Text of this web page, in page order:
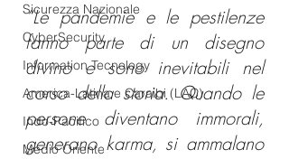
Sicurezza Nazionale
CyberSecurity
Information Tecnology
America-Latina e Caraibi (LAC)
Indo-Pacifico
Medio Oriente
“Le pandemie e le pestilenze
fanno parte di un disegno
divino e sono inevitabili nel
corso della storia. Quando le
persone diventano immorali,
generano karma, si ammalano